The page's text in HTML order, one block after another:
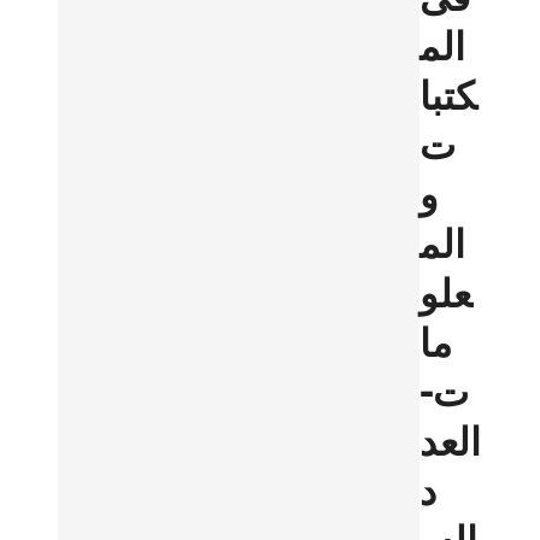
الم
كتبا
ت
و
الم
علو
ما
ت-
العد
د